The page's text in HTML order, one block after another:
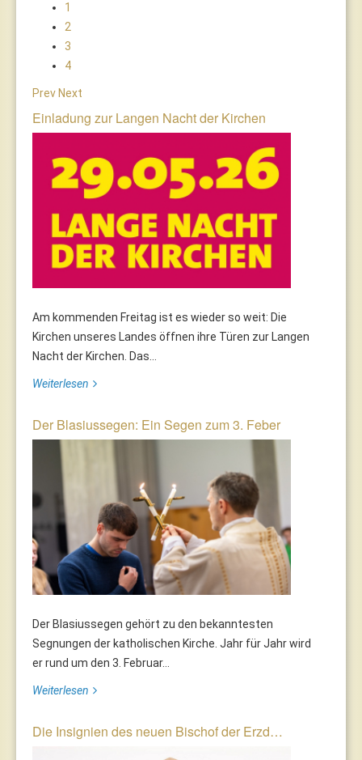
1
2
3
4
Prev Next
Einladung zur Langen Nacht der Kirchen
Am kommenden Freitag ist es wieder so weit: Die
Kirchen unseres Landes öffnen ihre Türen zur Langen
Nacht der Kirchen. Das...
Weiterlesen
Der Blasiussegen: Ein Segen zum 3. Feber
Der Blasiussegen gehört zu den bekanntesten
Segnungen der katholischen Kirche. Jahr für Jahr wird
er rund um den 3. Februar...
Weiterlesen
Die Insignien des neuen Bischof der Erzd…